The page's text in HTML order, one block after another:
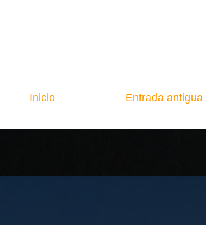
Entrada antigua
Inicio